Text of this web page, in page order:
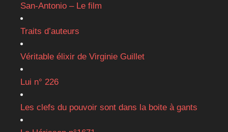
San-Antonio – Le film
Traits d’auteurs
Véritable élixir de Virginie Guillet
Lui n° 226
Les clefs du pouvoir sont dans la boite à gants